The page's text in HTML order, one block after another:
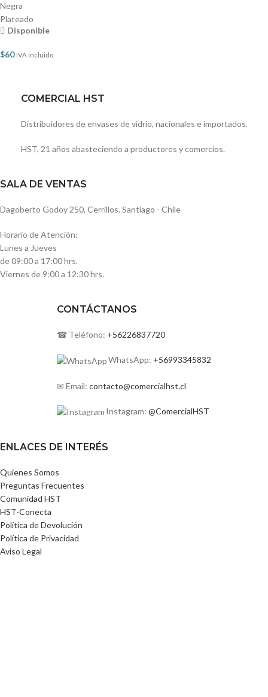
Negra
Plateado
Disponible
$60 IVA Incluido
COMERCIAL HST
Distribuidores de envases de vidrio, nacionales e importados.
HST, 21 años abasteciendo a productores y comercios.
SALA DE VENTAS
Dagoberto Godoy 250, Cerrillos. Santiago - Chile
Horario de Atención:
Lunes a Jueves
de 09:00 a 17:00 hrs.
Viernes de 9:00 a 12:30 hrs.
CONTÁCTANOS
☎ Teléfono: +56226837720
WhatsApp: +56993345832
✉ Email: contacto@comercialhst.cl
Instagram: @ComercialHST
ENLACES DE INTERÉS
Quienes Somos
Preguntas Frecuentes
Comunidad HST
HST-Conecta
Política de Devolución
Política de Privacidad
Aviso Legal